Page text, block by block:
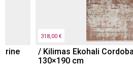
318,00 €
/ Kilimas Ekohali
130×190 cm